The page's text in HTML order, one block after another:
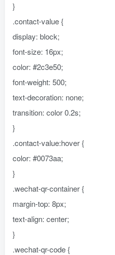
}
.contact-value {
display: block;
font-size: 16px;
color: #2c3e50;
font-weight: 500;
text-decoration: none;
transition: color 0.2s;
}
.contact-value:hover {
color: #0073aa;
}
.wechat-qr-container {
margin-top: 8px;
text-align: center;
}
.wechat-qr-code {